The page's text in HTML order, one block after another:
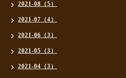
2021-08（5）
2021-07（4）
2021-06（3）
2021-05（3）
2021-04（3）